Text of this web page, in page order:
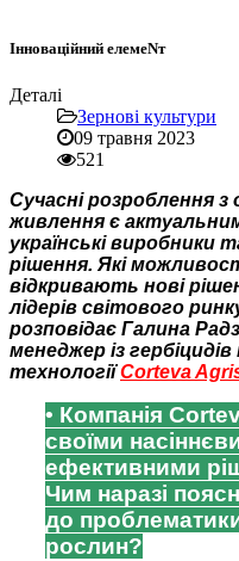
Інноваційний елемеNт
Деталі
Зернові культури
09 травня 2023
521
Сучасні розроблення з
живлення є
українські виробники
рішення. Які
відкривають нові
лідерів світового
розповідає Галина
менеджер із
технологіїCorteva
• Компанія
своїми
ефективними
Чим наразі
до
рослин?